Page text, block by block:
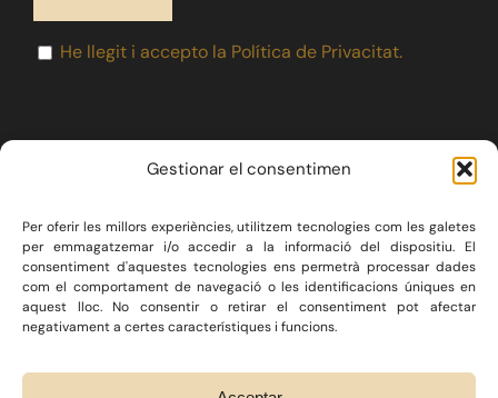
Gestionar el consentimen
Per oferir les millors experiències, utilitzem tecnologies com les galetes
per emmagatzemar i/o accedir a la informació del dispositiu. El
consentiment d'aquestes tecnologies ens permetrà processar dades
com el comportament de navegació o les identificacions úniques en
aquest lloc. No consentir o retirar el consentiment pot afectar
negativament a certes característiques i funcions.
He llegit i accepto la Política de Privacitat.
LA FIRMA
SERVEIS JURÍDICS
DRET IMMOBILIARI
CONSULTORIA ECONÒMICA
BLOG CONTACTE